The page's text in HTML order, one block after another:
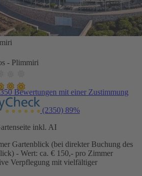
- Plimmiri
Bewertungen mit einer Zustimmung
(2350) 89%
inkl. AI
Gartenblick (bei direkter Buchung des
- Wert: ca. € 150,- pro Zimmer
Verpflegung mit vielfältiger